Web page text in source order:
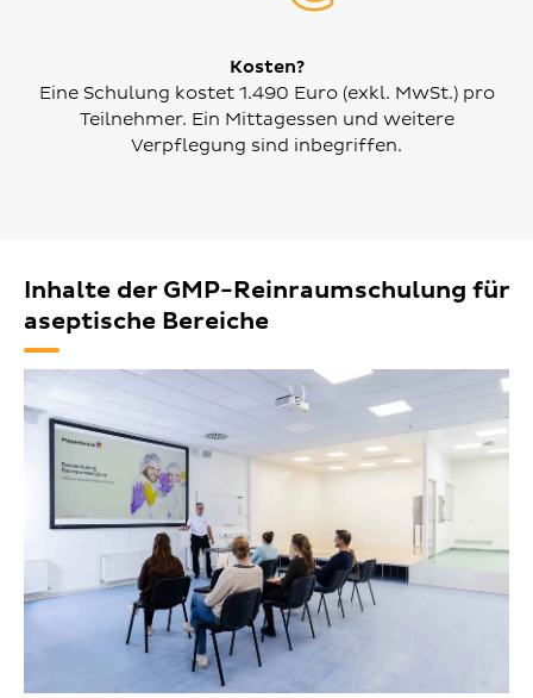
Kosten?
Eine Schulung kostet 1.490 Euro (exkl. MwSt.) pro
Teilnehmer. Ein Mittagessen und weitere
Verpflegung sind inbegriffen.
Inhalte der GMP-Reinraumschulung für
aseptische Bereiche